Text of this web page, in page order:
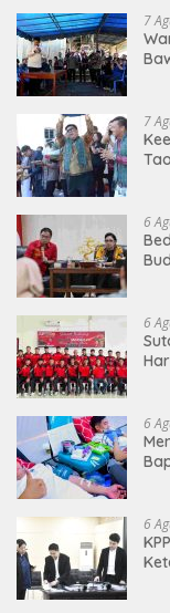
7
7
6
6
6
6